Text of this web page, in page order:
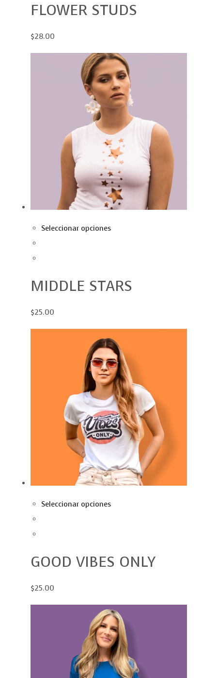
FLOWER STUDS
$28.00
Seleccionar opciones
MIDDLE STARS
$25.00
Seleccionar opciones
GOOD VIBES ONLY
$25.00